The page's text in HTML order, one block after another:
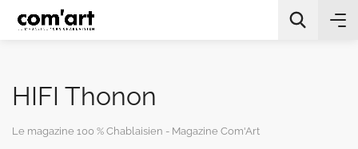
HIFI Thonon
Le magazine 100 % Chablaisien - Magazine Com'Art